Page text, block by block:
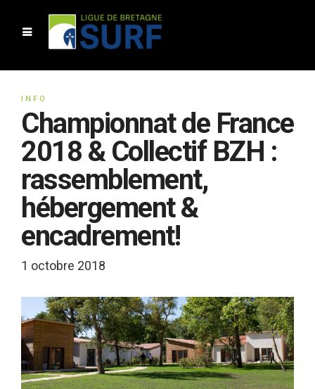
INFO
Championnat de France
2018 & Collectif BZH :
rassemblement,
hébergement &
encadrement!
1 octobre 2018